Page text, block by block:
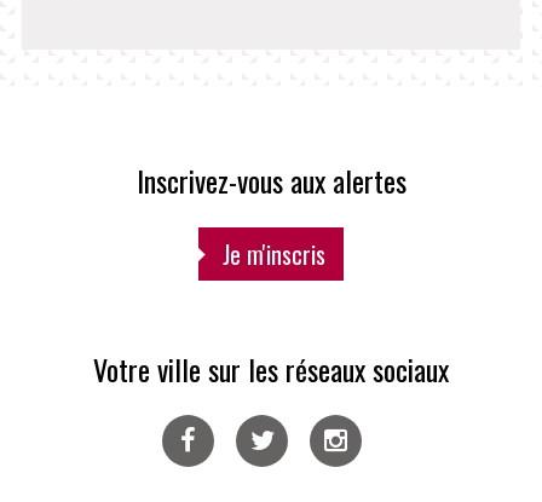
Inscrivez-vous aux alertes
Je m'inscris
Votre ville sur les réseaux sociaux